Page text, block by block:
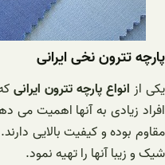
پارچه تترون نخی ایرانی
یکی از انواع پارچه تترون ایرانی
افراد زیادی به آنها اهمیت می
مقاوم بوده و کیفیت بالایی
شیک و زیبا آنها را تهیه نمود.